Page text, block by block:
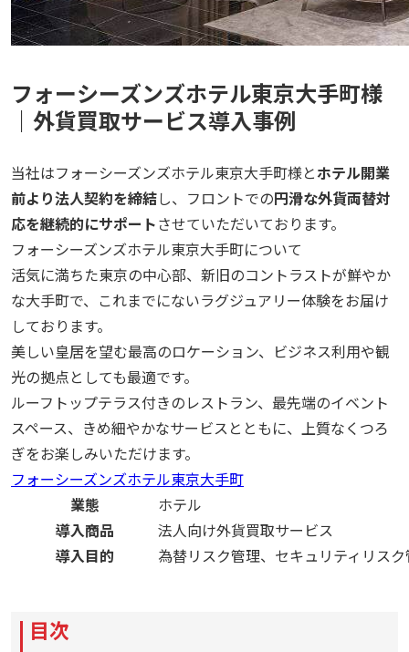
フォーシーズンズホテル東京大手町様
｜外貨買取サービス導入事例
当社はフォーシーズンズホテル東京大手町様とホテル開業
前より法人契約を締結し、フロントでの円滑な外貨両替対
応を継続的にサポートさせていただいております。
フォーシーズンズホテル東京大手町について
活気に満ちた東京の中心部、新旧のコントラストが鮮やか
な大手町で、これまでにないラグジュアリー体験をお届け
しております。
美しい皇居を望む最高のロケーション、ビジネス利用や観
光の拠点としても最適です。
ルーフトップテラス付きのレストラン、最先端のイベント
スペース、きめ細やかなサービスとともに、上質なくつろ
ぎをお楽しみいただけます。
フォーシーズンズホテル東京大手町
業態
ホテル
導入商品
法人向け外貨買取サービス
導入目的
為替リスク管理、セキュリティリス
目次